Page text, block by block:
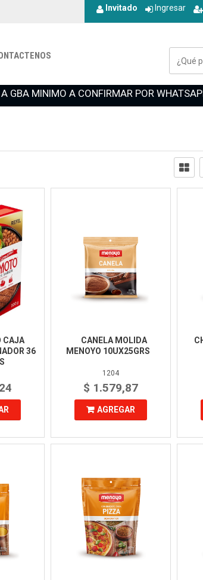
Invitado Ingresar
GBA MINIMO A CONFIRMAR POR
CAJA
36
CANELA MOLIDA
MENOYO 10UX25GRS
1204
$ 1.579,87
AGREGAR